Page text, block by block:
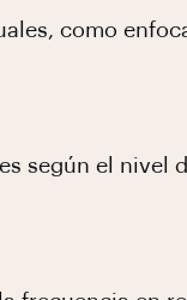
como
según el nivel